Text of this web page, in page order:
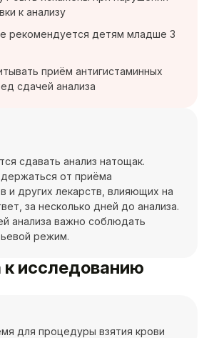
к анализу
рекомендуется детям младше 3
приём антигистаминных
сдачей анализа
сдавать анализ натощак.
от приёма
и других лекарств, влияющих на
за несколько дней до анализа.
анализа важно соблюдать
режим.
к исследованию
для процедуры взятия крови